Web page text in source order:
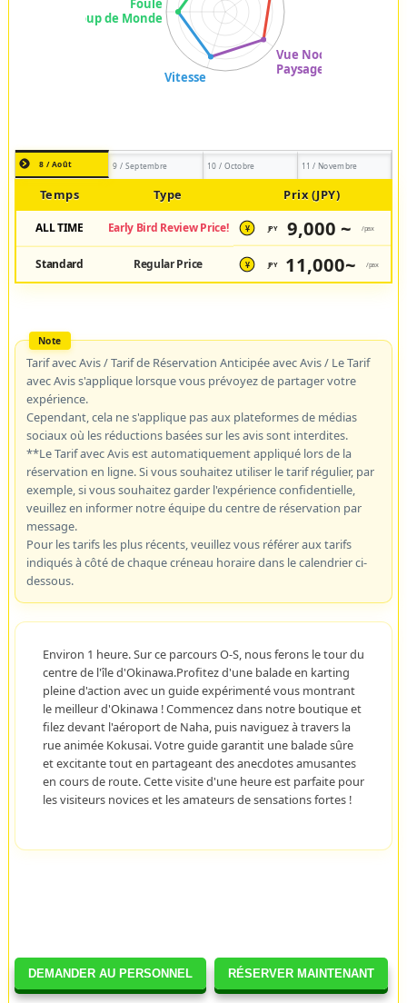
DEMANDER AU PERSONNEL RÉSERVER MAINTENANT
8 / Août 9 / Septembre 10 / Octobre 11 / Novembre
Temps Type Prix (JPY)
ALL TIME Early Bird Review Price! ¥ JPY 9,000 ~ /pax
Standard Regular Price ¥ JPY 11,000~ /pax
Tarif avec Avis / Tarif de Réservation Anticipée avec Avis / Le Tarif
avec Avis s'applique lorsque vous prévoyez de partager votre
expérience.
Cependant, cela ne s'applique pas aux plateformes de médias
sociaux où les réductions basées sur les avis sont interdites.
**Le Tarif avec Avis est automatiquement appliqué lors de la
réservation en ligne. Si vous souhaitez utiliser le tarif régulier, par
exemple, si vous souhaitez garder l'expérience confidentielle,
veuillez en informer notre équipe du centre de réservation par
message.
Pour les tarifs les plus récents, veuillez vous référer aux tarifs
indiqués à côté de chaque créneau horaire dans le calendrier ci-
dessous.
Environ 1 heure. Sur ce parcours O-S, nous ferons le tour du
centre de l'île d'Okinawa.Profitez d'une balade en karting
pleine d'action avec un guide expérimenté vous montrant
le meilleur d'Okinawa ! Commencez dans notre boutique et
filez devant l'aéroport de Naha, puis naviguez à travers la
rue animée Kokusai. Votre guide garantit une balade sûre
et excitante tout en partageant des anecdotes amusantes
en cours de route. Cette visite d'une heure est parfaite pour
les visiteurs novices et les amateurs de sensations fortes !